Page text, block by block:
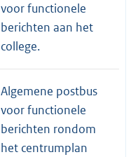
voor functionele
berichten aan het
college.
Algemene postbus
voor functionele
berichten rondom
het centrumplan